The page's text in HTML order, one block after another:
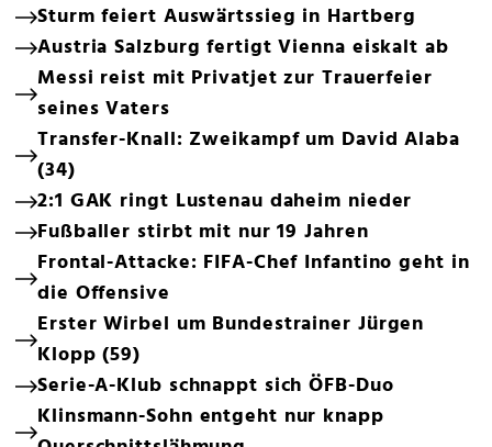
Sturm feiert Auswärtssieg in Hartberg
Austria Salzburg fertigt Vienna eiskalt ab
Messi reist mit Privatjet zur Trauerfeier
seines Vaters
Transfer-Knall: Zweikampf um David Alaba
(34)
2:1 GAK ringt Lustenau daheim nieder
Fußballer stirbt mit nur 19 Jahren
Frontal-Attacke: FIFA-Chef Infantino geht in
die Offensive
Erster Wirbel um Bundestrainer Jürgen
Klopp (59)
Serie-A-Klub schnappt sich ÖFB-Duo
Klinsmann-Sohn entgeht nur knapp